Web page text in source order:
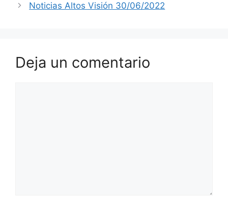
Noticias Altos Visión 30/06/2022
Deja un comentario